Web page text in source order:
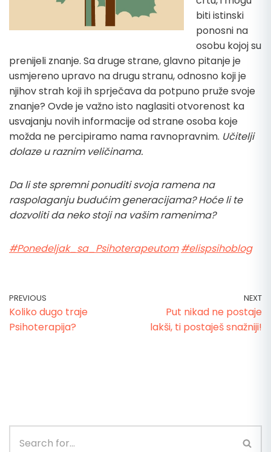
biti istinski
ponosni na
osobu kojoj su
prenijeli znanje. Sa druge strane, glavno pitanje je
usmjereno upravo na drugu stranu, odnosno koji je
njihov strah koji ih sprječava da potpuno pruže svoje
znanje? Ovde je važno isto naglasiti otvorenost ka
usvajanju novih informacije od strane osoba koje
možda ne percipiramo nama ravnopravnim. Učitelji
dolaze u raznim veličinama.
Da li ste spremni ponuditi svoja ramena na
raspolaganju budućim generacijama? Hoće li te
dozvoliti da neko stoji na vašim ramenima?
#Ponedeljak_sa_Psihoterapeutom #elispsihoblog
PREVIOUS
Koliko dugo traje
Psihoterapija?
NEXT
Put nikad ne postaje
lakši, ti postaješ snažniji!